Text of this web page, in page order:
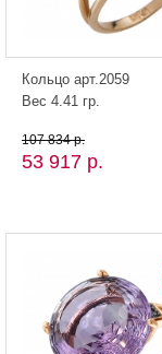
Кольцо арт.2059
Вес 4.41 гр.
53 917 р.
107 834 р.